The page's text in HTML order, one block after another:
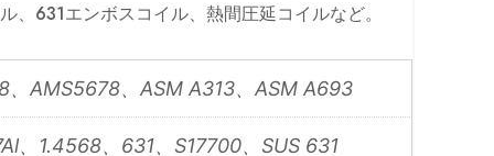
、631エンボスコイル、熱間圧延コイルなど。
、AMS5678、ASM A313、ASM A693
、1.4568、631、S17700、SUS 631